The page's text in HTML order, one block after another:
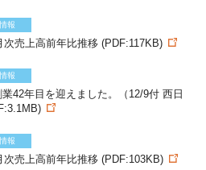
報
売上高前年比推移 (PDF:117KB)
報
42年目を迎えました。（12/9付 西日
報
売上高前年比推移 (PDF:103KB)